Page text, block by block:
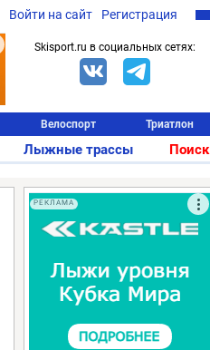
Войти на сайт Регистрация
Skisport.ru в социальных сетях:
Велоспорт Триатлон
Лыжные трассы Поиск
РЕКЛАМА